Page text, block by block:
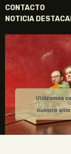
CONTACTO
NOTICIA
Utilizamos
nuestro